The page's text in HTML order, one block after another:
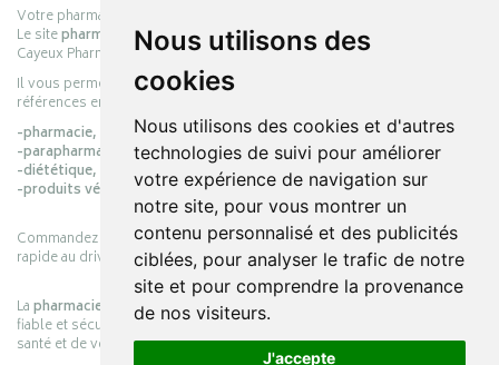
Nous utilisons des
cookies
Nous utilisons des cookies et d'autres
technologies de suivi pour améliorer
votre expérience de navigation sur
notre site, pour vous montrer un
contenu personnalisé et des publicités
ciblées, pour analyser le trafic de notre
site et pour comprendre la provenance
de nos visiteurs.
J'accepte
Votre pharmacie en ligne :
Le sitepharmacie-cayeux.frest le prolongement digital de la pharmacie
Cayeux Pharmabest Berck-sur-Mer – Rang-du-Fliers.
Il vous permet de réaliser vos achats en ligne parmi des milliers de
références en :
-pharmacie,
-parapharmacie,
-diététique,
-produits vétérinaires.
Commandez simplement vos produits en ligne et choisissez le retrait
rapide au drive ou la livraison à domicile, en toute simplicité.
Lapharmacie Cayeuxs’engage à vous offrir une expérience pratique,
fiable et sécurisée, en officine comme en ligne, au service de votre
santé et de votre bien-être.